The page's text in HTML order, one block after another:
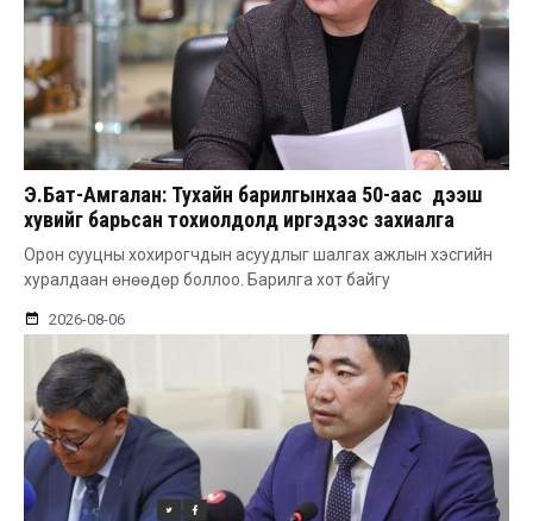
Э.Бат-Амгалан: Тухайн барилгынхаа 50-аас дээш
хувийг барьсан тохиолдолд иргэдээс захиалга
авдаг болгоно
Орон сууцны хохирогчдын асуудлыг шалгах ажлын хэсгийн
хуралдаан өнөөдөр боллоо. Барилга хот байгу
2026-08-06